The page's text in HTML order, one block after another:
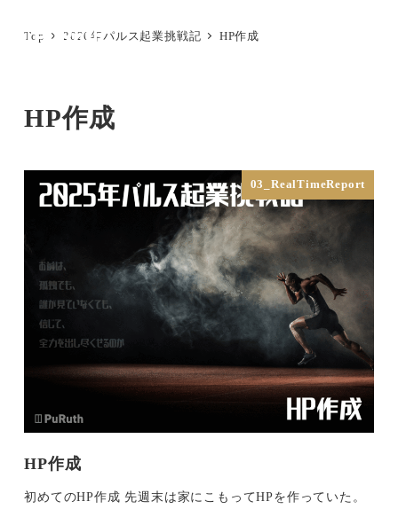
Top 2026年パルス起業挑戦記 HP作成
HP作成
03_RealTimeReport
HP作成
初めてのHP作成 先週末は家にこもってHPを作っていた。